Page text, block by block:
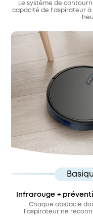
Le système de
capacité de l'aspirateur à
Infrarouge +
Chaque obstacle
l'aspirateur ne